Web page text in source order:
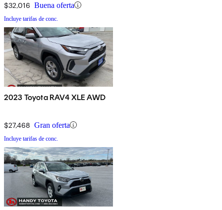
$32,016 Buena oferta
Incluye tarifas de conc.
2023 Toyota RAV4 XLE AWD
$27,468 Gran oferta
Incluye tarifas de conc.